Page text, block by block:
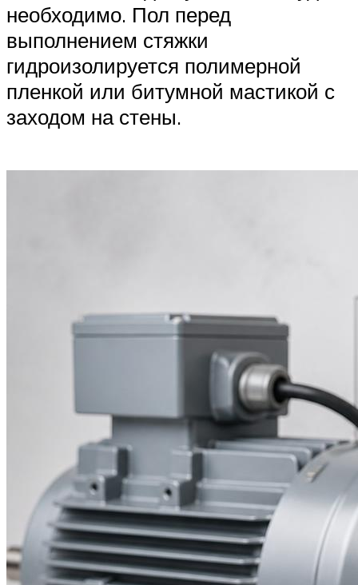
необходимо. Пол перед
выполнением стяжки
гидроизолируется полимерной
пленкой или битумной мастикой с
заходом на стены.